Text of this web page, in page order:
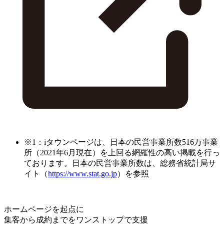
※1：iタウンページは、日本の民営事業所数516万事業
所（2021年6月現在）を上回る網羅性の高い掲載を行っ
ております。日本の民営事業所数は、総務省統計局サ
イト（https://www.stat.go.jp）を参照
ホームページを起点に
集客から成約までをワンストップで支援